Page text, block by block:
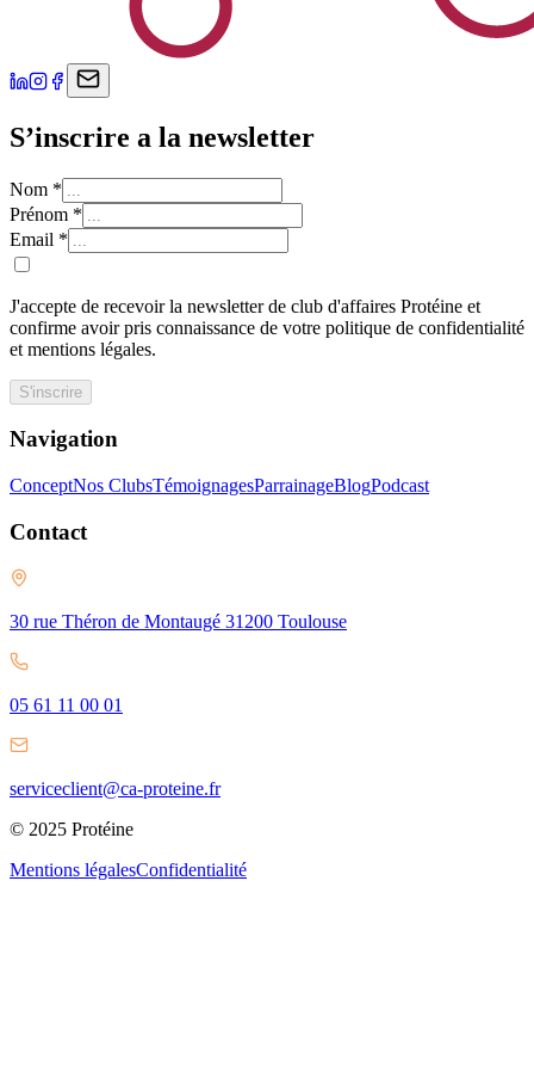
S’inscrire a la newsletter
Nom *
Prénom *
Email *
J'accepte de recevoir la newsletter de club d'affaires Protéine et
confirme avoir pris connaissance de votre politique de confidentialité
et mentions légales.
S'inscrire
Navigation
ConceptNos ClubsTémoignagesParrainageBlogPodcast
Contact
30 rue Théron de Montaugé 31200 Toulouse
05 61 11 00 01
serviceclient@ca-proteine.fr
© 2025 Protéine
Mentions légalesConfidentialité